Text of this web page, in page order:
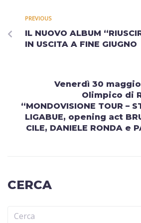
PREVIOUS
IL NUOVO ALBUM
IN USCITA A FINE GIUGNO
Venerdì 30
Olimpico di
“MONDOVISIONE TOUR –
LIGABUE, opening act
CILE, DANIELE RONDA e
CERCA